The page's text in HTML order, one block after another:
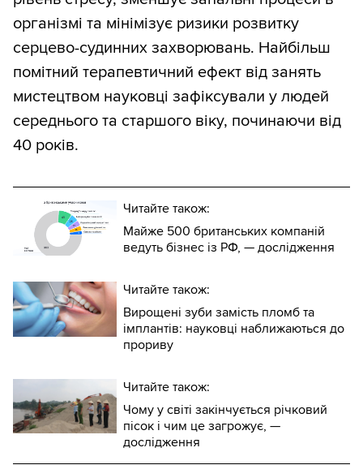
організмі та мінімізує ризики розвитку
серцево-судинних захворювань. Найбільш
помітний терапевтичний ефект від занять
мистецтвом науковці зафіксували у людей
середнього та старшого віку, починаючи від
40 років.
Читайте також:
Майже 500 британських компаній
ведуть бізнес із РФ, — дослідження
Читайте також:
Вирощені зуби замість пломб та
імплантів: науковці наближаються до
прориву
Читайте також:
Чому у світі закінчується річковий
пісок і чим це загрожує, —
дослідження